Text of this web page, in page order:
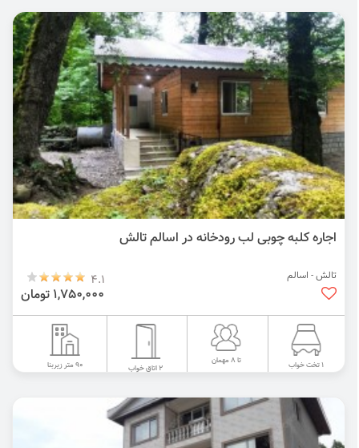
اجاره کلبه چوبی لب رودخانه در اسالم تالش
تالش - اسالم 4.1
1,750,000 تومان
1 تخت خواب تا 8 مهمان
2 اتاق خواب 90 متر زیربنا